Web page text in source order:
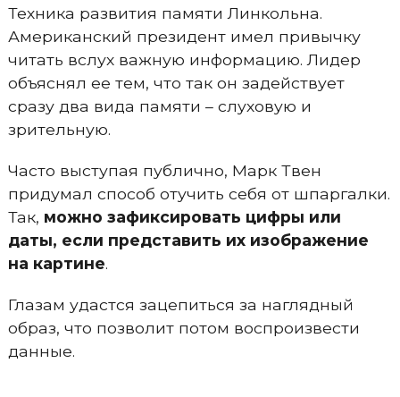
Техника развития памяти Линкольна.
Американский президент имел привычку
читать вслух важную информацию. Лидер
объяснял ее тем, что так он задействует
сразу два вида памяти – слуховую и
зрительную.
Часто выступая публично, Марк Твен
придумал способ отучить себя от шпаргалки.
Так, можно зафиксировать цифры или
даты, если представить их изображение
на картине.
Глазам удастся зацепиться за наглядный
образ, что позволит потом воспроизвести
данные.